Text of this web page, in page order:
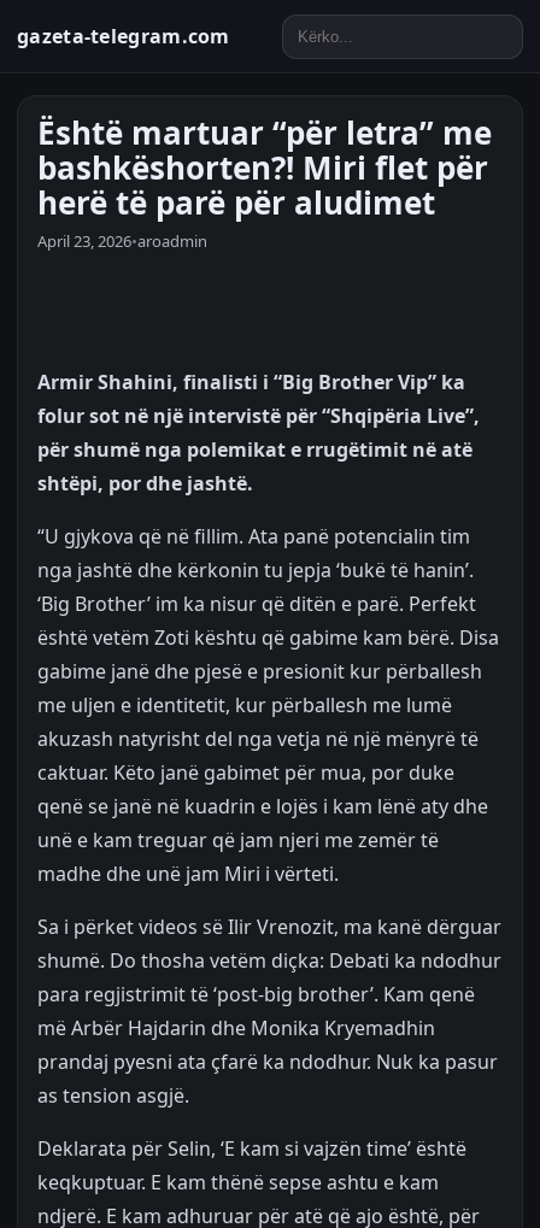
gazeta-telegram.com
Është martuar “për letra” me
bashkëshorten?! Miri flet për
herë të parë për aludimet
April 23, 2026•aroadmin
Armir Shahini, finalisti i “Big Brother Vip” ka
folur sot në një intervistë për “Shqipëria Live”,
për shumë nga polemikat e rrugëtimit në atë
shtëpi, por dhe jashtë.
“U gjykova që në fillim. Ata panë potencialin tim
nga jashtë dhe kërkonin tu jepja ‘bukë të hanin’.
‘Big Brother’ im ka nisur që ditën e parë. Perfekt
është vetëm Zoti kështu që gabime kam bërë. Disa
gabime janë dhe pjesë e presionit kur përballesh
me uljen e identitetit, kur përballesh me lumë
akuzash natyrisht del nga vetja në një mënyrë të
caktuar. Këto janë gabimet për mua, por duke
qenë se janë në kuadrin e lojës i kam lënë aty dhe
unë e kam treguar që jam njeri me zemër të
madhe dhe unë jam Miri i vërteti.
Sa i përket videos së Ilir Vrenozit, ma kanë dërguar
shumë. Do thosha vetëm diçka: Debati ka ndodhur
para regjistrimit të ‘post-big brother’. Kam qenë
më Arbër Hajdarin dhe Monika Kryemadhin
prandaj pyesni ata çfarë ka ndodhur. Nuk ka pasur
as tension asgjë.
Deklarata për Selin, ‘E kam si vajzën time’ është
keqkuptuar. E kam thënë sepse ashtu e kam
ndjerë. E kam adhuruar për atë që ajo është, për